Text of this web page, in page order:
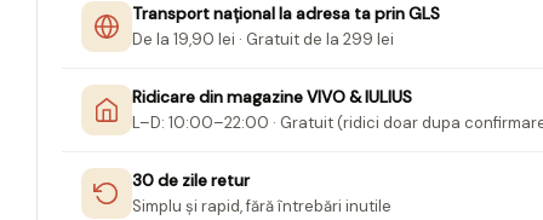
Plastilina, Planseta plastilina
Radiera
Socotitoare, Betisoare
Carti de Colorat pentru copii
Carti Educative
Carnetele notite copii
Transport național la adresa ta prin GLS
De la 19,90 lei · Gratuit de la 299 lei
Ridicare din magazine VIVO & IULIUS
L–D: 10:00–22:00 · Gratuit (ridici doar dupa
30 de zile retur
Simplu și rapid, fără întrebări inutile